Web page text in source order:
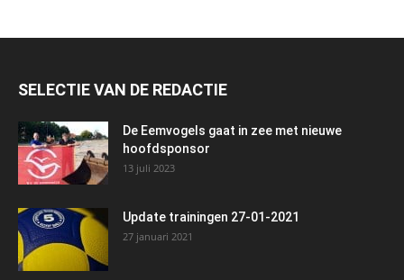
SELECTIE VAN DE REDACTIE
De Eemvogels gaat in zee met nieuwe
hoofdsponsor
13 juli 2023
Update trainingen 27-01-2021
27 januari 2021